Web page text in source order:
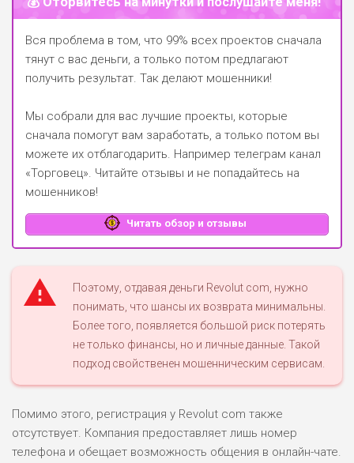
Вся проблема в том, что 99% всех проектов сначала
тянут с вас деньги, а только потом предлагают
получить результат. Так делают мошенники!
Мы собрали для вас лучшие проекты, которые
сначала помогут вам заработать, а только потом вы
можете их отблагодарить. Например телеграм канал
«Торговец». Читайте отзывы и не попадайтесь на
мошенников!
Читать обзор и отзывы
Поэтому, отдавая деньги Revolut com, нужно
понимать, что шансы их возврата минимальны.
Более того, появляется большой риск потерять
не только финансы, но и личные данные. Такой
подход свойственен мошенническим сервисам.
Помимо этого, регистрация у Revolut com также
отсутствует. Компания предоставляет лишь номер
телефона и обещает возможность общения в онлайн-чате.